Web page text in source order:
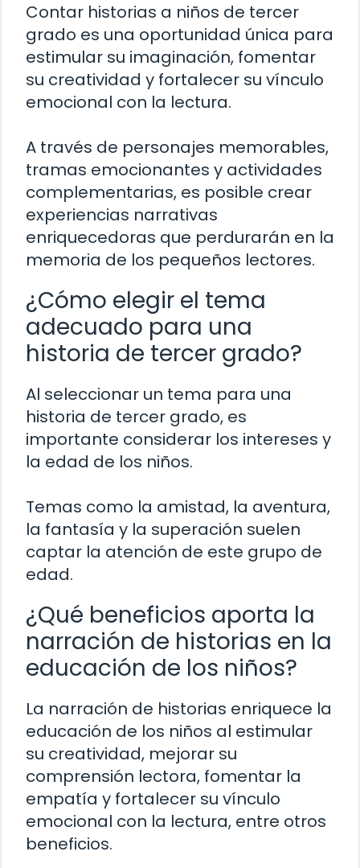
Contar historias a niños de tercer
grado es una oportunidad única para
estimular su imaginación, fomentar
su creatividad y fortalecer su vínculo
emocional con la lectura.
A través de personajes memorables,
tramas emocionantes y actividades
complementarias, es posible crear
experiencias narrativas
enriquecedoras que perdurarán en la
memoria de los pequeños lectores.
¿Cómo elegir el tema
adecuado para una
historia de tercer grado?
Al seleccionar un tema para una
historia de tercer grado, es
importante considerar los intereses y
la edad de los niños.
Temas como la amistad, la aventura,
la fantasía y la superación suelen
captar la atención de este grupo de
edad.
¿Qué beneficios aporta la
narración de historias en la
educación de los niños?
La narración de historias enriquece la
educación de los niños al estimular
su creatividad, mejorar su
comprensión lectora, fomentar la
empatía y fortalecer su vínculo
emocional con la lectura, entre otros
beneficios.